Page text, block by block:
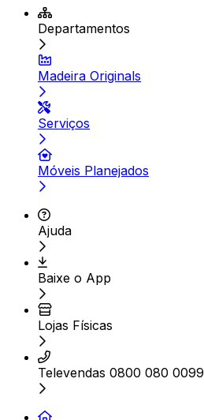
Departamentos
Madeira Originals
Serviços
Móveis Planejados
Ajuda
Baixe o App
Lojas Físicas
Televendas 0800 080 0099